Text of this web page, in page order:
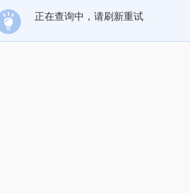
正在查询中，请刷新重试